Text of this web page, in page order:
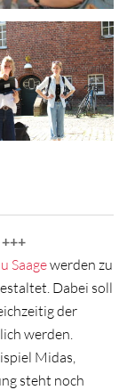
Saagewerden zu
Dabei soll
der
werden.
Midas,
steht noch